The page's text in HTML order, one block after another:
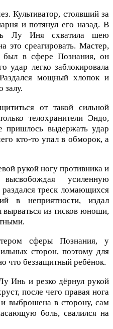
Культиватор, стоявший за
и потянул его назад. В
Лу Иня схватила шею
это среагировать. Мастер,
был в сфере Познания, он
легко заблокировала
мощный хлопок и
залу.
от такой сильной
телохранители Эндо,
выдержать удар
кто-то упал в обморок, а
рукой ногу противника и
усиленную
треск ломающихся
в неприятности, издал
из тисков юноши,
сферы Познания, у
сторон, поэтому для
что беззащитный ребёнок.
и резко дёрнул рукой
после чего правая нога
и выброшена в сторону, сам
боль, свалился на